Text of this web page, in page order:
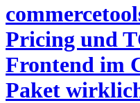
Pricing und
Frontend im
Paket